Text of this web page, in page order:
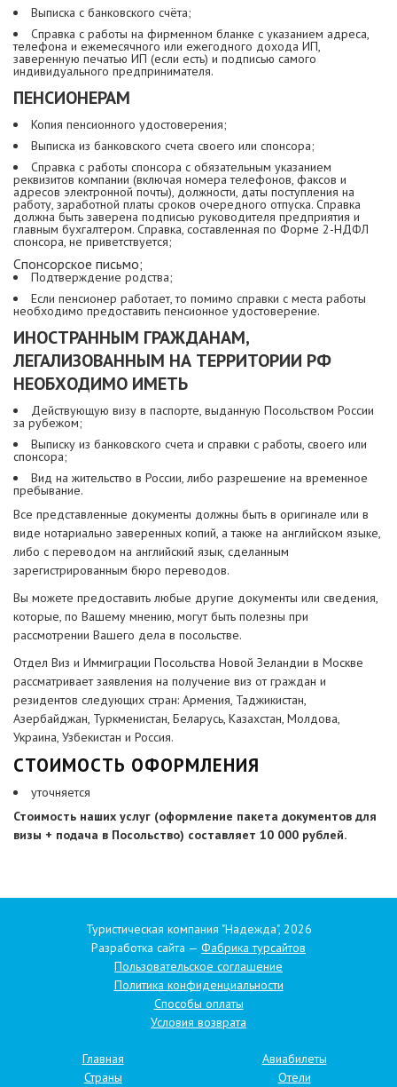
Выписка с банковского счёта;
Справка с работы на фирменном бланке с указанием адреса,
телефона и ежемесячного или ежегодного дохода ИП,
заверенную печатью ИП (если есть) и подписью самого
индивидуального предпринимателя.
ПЕНСИОНЕРАМ
Копия пенсионного удостоверения;
Выписка из банковского счета своего или спонсора;
Справка с работы спонсора с обязательным указанием
реквизитов компании (включая номера телефонов, факсов и
адресов электронной почты), должности, даты поступления на
работу, заработной платы сроков очередного отпуска. Справка
должна быть заверена подписью руководителя предприятия и
главным бухгалтером. Справка, составленная по Форме 2-НДФЛ
спонсора, не приветствуется;
Спонсорское письмо;
Подтверждение родства;
Если пенсионер работает, то помимо справки с места работы
необходимо предоставить пенсионное удостоверение.
ИНОСТРАННЫМ ГРАЖДАНАМ,
ЛЕГАЛИЗОВАННЫМ НА ТЕРРИТОРИИ РФ
НЕОБХОДИМО ИМЕТЬ
Действующую визу в паспорте, выданную Посольством России
за рубежом;
Выписку из банковского счета и справки с работы, своего или
спонсора;
Вид на жительство в России, либо разрешение на временное
пребывание.
Все представленные документы должны быть в оригинале или в
виде нотариально заверенных копий, а также на английском языке,
либо с переводом на английский язык, сделанным
зарегистрированным бюро переводов.
Вы можете предоставить любые другие документы или сведения,
которые, по Вашему мнению, могут быть полезны при
рассмотрении Вашего дела в посольстве.
Отдел Виз и Иммиграции Посольства Новой Зеландии в Москве
рассматривает заявления на получение виз от граждан и
резидентов следующих стран: Армения, Таджикистан,
Азербайджан, Туркменистан, Беларусь, Казахстан, Молдова,
Украина, Узбекистан и Россия.
СТОИМОСТЬ ОФОРМЛЕНИЯ
уточняется
Стоимость наших услуг (оформление пакета документов для
визы + подача в Посольство) составляет 10 000 рублей.
Туристическая компания "Надежда", 2026
Разработка сайта — Фабрика турсайтов
Пользовательское соглашение
Политика конфиденциальности
Способы оплаты
Условия возврата
Главная
Страны
Авиабилеты
Отели